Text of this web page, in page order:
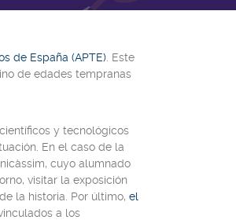
de España (APTE) . Este
de edades tempranas
y tecnológicos
En el caso de la
cuyo alumnado
visitar la exposición
la historia. Por último, el
a los